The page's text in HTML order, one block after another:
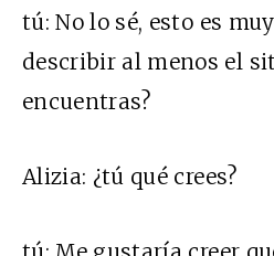
tú:No lo sé, esto es
describir al menos el
encuentras?
Alizia: ¿tú qué crees?